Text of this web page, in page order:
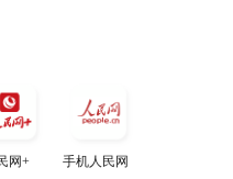
网+ 手机人民网